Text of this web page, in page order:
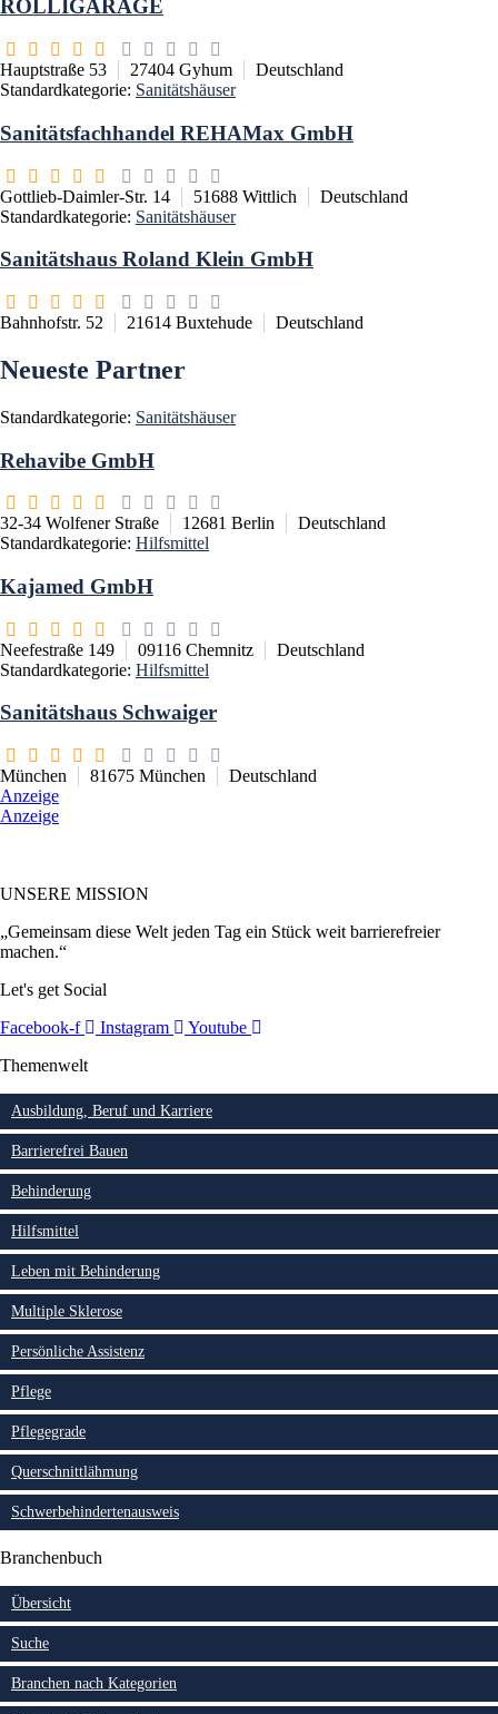
ROLLIGARAGE
Hauptstraße 53 27404 Gyhum
Deutschland
Standardkategorie: Sanitätshäuser
Sanitätsfachhandel REHAMax GmbH
Gottlieb-Daimler-Str. 14 51688 Wittlich
Deutschland
Standardkategorie: Sanitätshäuser
Sanitätshaus Roland Klein GmbH
Bahnhofstr. 52 21614 Buxtehude Deutschland
Neueste Partner
Standardkategorie: Sanitätshäuser
Rehavibe GmbH
32-34 Wolfener Straße 12681 Berlin
Deutschland
Standardkategorie: Hilfsmittel
Kajamed GmbH
Neefestraße 149 09116 Chemnitz
Deutschland
Standardkategorie: Hilfsmittel
Sanitätshaus Schwaiger
München 81675 München
Deutschland
Anzeige
Anzeige
UNSERE MISSION
„Gemeinsam diese Welt jeden Tag ein Stück weit barrierefreier
machen.“
Let's get Social
Facebook-f
Instagram
Youtube
Themenwelt
Ausbildung, Beruf und Karriere
Barrierefrei Bauen
Behinderung
Hilfsmittel
Leben mit Behinderung
Multiple Sklerose
Persönliche Assistenz
Pflege
Pflegegrade
Querschnittlähmung
Schwerbehindertenausweis
Branchenbuch
Übersicht
Suche
Branchen nach Kategorien